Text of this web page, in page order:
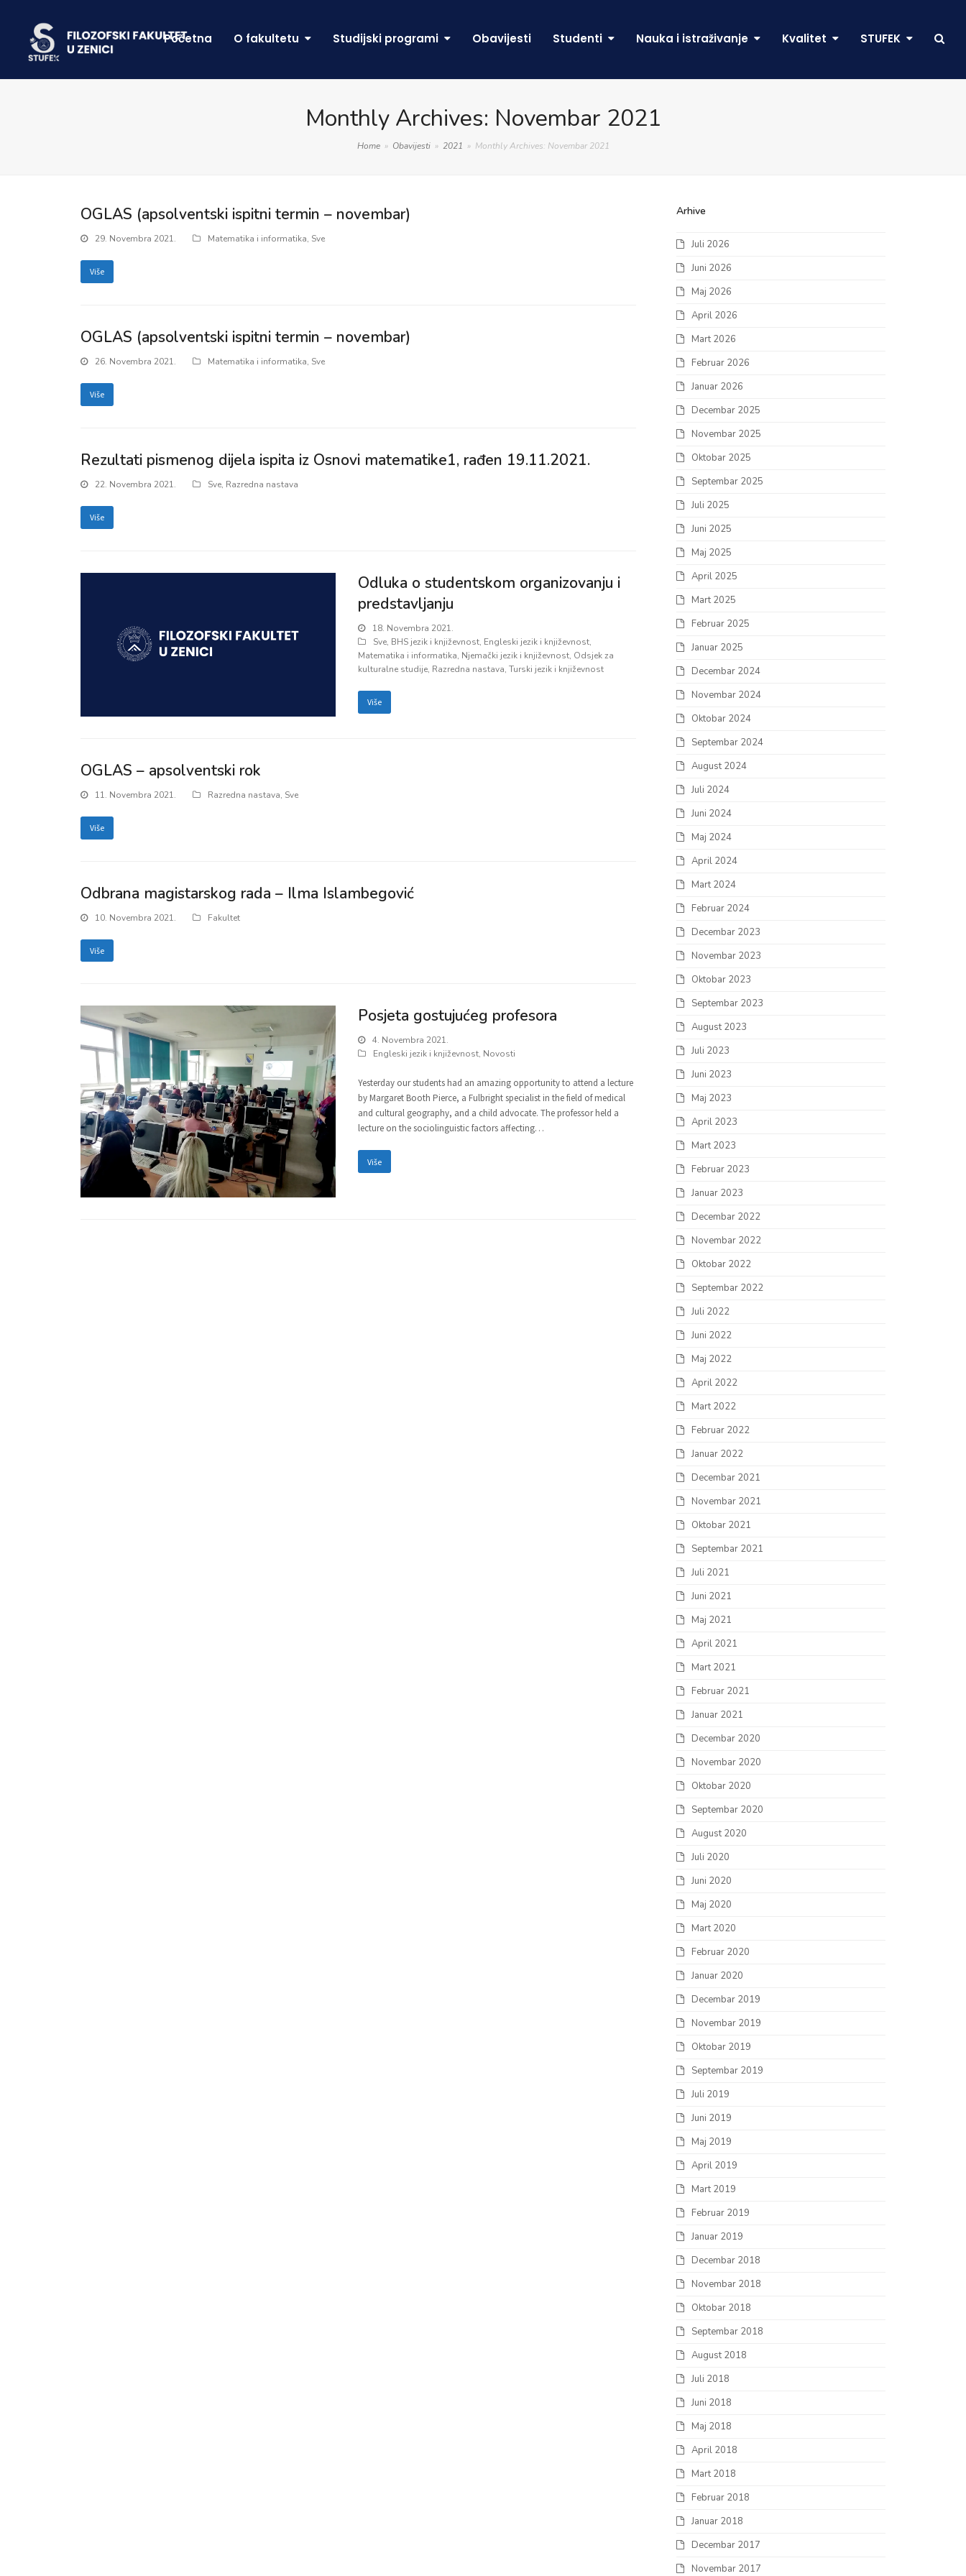
Početna O fakultetu Studijski programi Obavijesti Studenti Nauka i istraživanje Kvalitet STUFEK
Monthly Archives: Novembar 2021
Home » Obavijesti » 2021 » Monthly Archives: Novembar 2021
OGLAS (apsolventski ispitni termin – novembar)
29. Novembra 2021. Matematika i informatika, Sve
Više
OGLAS (apsolventski ispitni termin – novembar)
26. Novembra 2021. Matematika i informatika, Sve
Više
Rezultati pismenog dijela ispita iz Osnovi matematike1, rađen 19.11.2021.
22. Novembra 2021. Sve, Razredna nastava
Više
Odluka o studentskom organizovanju i
predstavljanju
18. Novembra 2021.
Sve, BHS jezik i književnost, Engleski jezik i književnost,
Matematika i informatika, Njemački jezik i književnost, Odsjek za
kulturalne studije, Razredna nastava,Turski jezik i književnost
Više
OGLAS – apsolventski rok
11. Novembra 2021. Razredna nastava, Sve
Više
Odbrana magistarskog rada – Ilma Islambegović
10. Novembra 2021. Fakultet
Više
Posjeta gostujućeg profesora
4. Novembra 2021.
Engleski jezik i književnost, Novosti
Yesterday our students had an amazing opportunity to attend a lecture
by Margaret Booth Pierce, a Fulbright specialist in the field of medical
and cultural geography, and a child advocate. The professor held a
lecture on the sociolinguistic factors affecting…
Više
Arhive
Juli 2026
Juni 2026
Maj 2026
April 2026
Mart 2026
Februar 2026
Januar 2026
Decembar 2025
Novembar 2025
Oktobar 2025
Septembar 2025
Juli 2025
Juni 2025
Maj 2025
April 2025
Mart 2025
Februar 2025
Januar 2025
Decembar 2024
Novembar 2024
Oktobar 2024
Septembar 2024
August 2024
Juli 2024
Juni 2024
Maj 2024
April 2024
Mart 2024
Februar 2024
Decembar 2023
Novembar 2023
Oktobar 2023
Septembar 2023
August 2023
Juli 2023
Juni 2023
Maj 2023
April 2023
Mart 2023
Februar 2023
Januar 2023
Decembar 2022
Novembar 2022
Oktobar 2022
Septembar 2022
Juli 2022
Juni 2022
Maj 2022
April 2022
Mart 2022
Februar 2022
Januar 2022
Decembar 2021
Novembar 2021
Oktobar 2021
Septembar 2021
Juli 2021
Juni 2021
Maj 2021
April 2021
Mart 2021
Februar 2021
Januar 2021
Decembar 2020
Novembar 2020
Oktobar 2020
Septembar 2020
August 2020
Juli 2020
Juni 2020
Maj 2020
Mart 2020
Februar 2020
Januar 2020
Decembar 2019
Novembar 2019
Oktobar 2019
Septembar 2019
Juli 2019
Juni 2019
Maj 2019
April 2019
Mart 2019
Februar 2019
Januar 2019
Decembar 2018
Novembar 2018
Oktobar 2018
Septembar 2018
August 2018
Juli 2018
Juni 2018
Maj 2018
April 2018
Mart 2018
Februar 2018
Januar 2018
Decembar 2017
Novembar 2017